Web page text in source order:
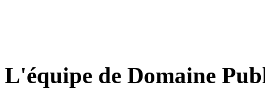
L'équipe de Domaine